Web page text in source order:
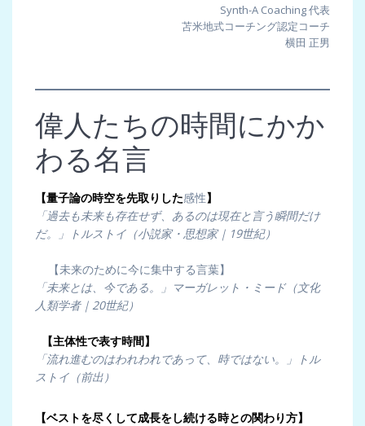
Synth-A Coaching 代表
苫米地式コーチング認定コーチ
横田 正男
偉人たちの時間にかか
わる名言
【量子論の時空を先取りした感性】
「過去も未来も存在せず、あるのは現在と言う瞬間だけ
だ。」トルストイ（小説家・思想家｜19世紀）
【未来のために今に集中する言葉】
「未来とは、今である。」マーガレット・ミード（文化
人類学者｜20世紀）
【主体性で表す時間】
「流れ進むのはわれわれであって、時ではない。」トル
ストイ（前出）
【ベストを尽くして成長をし続ける時との関わり方】